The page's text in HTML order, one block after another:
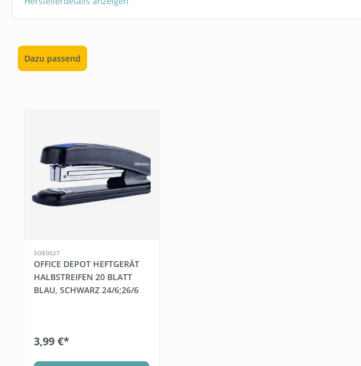
Dazu passend
SOE0027
OFFICE DEPOT HEFTGERÄT
HALBSTREIFEN 20 BLATT
BLAU, SCHWARZ 24/6;26/6
3,99 €*